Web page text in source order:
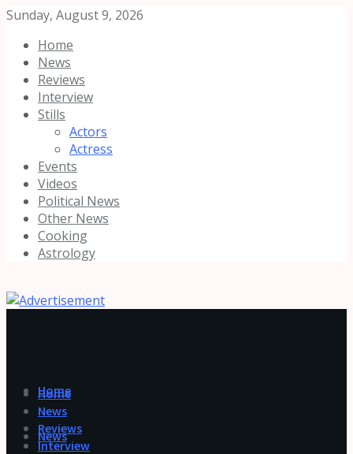
Sunday, August 9, 2026
Home
News
Reviews
Interview
Stills
Actors
Actress
Events
Videos
Political News
Other News
Cooking
Astrology
Home
News
Home
News
Reviews
Interview